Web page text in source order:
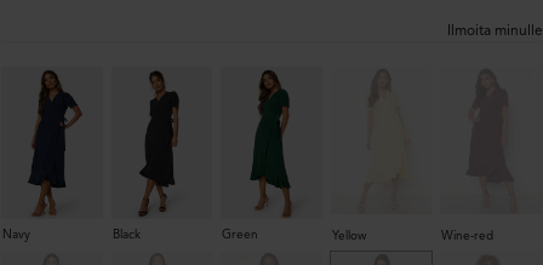
Ilmoita minulle
Yellow Wine-red
Navy Black Green